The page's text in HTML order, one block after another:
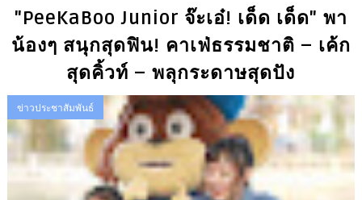
"PeeKaBoo Junior จ๊ะเอ๋! เด็ด เด็ด" พา
น้องๆ สนุกสุดฟิน! คาเฟ่ธรรมชาติ – เค้ก
สุดคิ้วท์ – พลุกระดาษสุดปัง
ข่าวประชาสัมพันธ์